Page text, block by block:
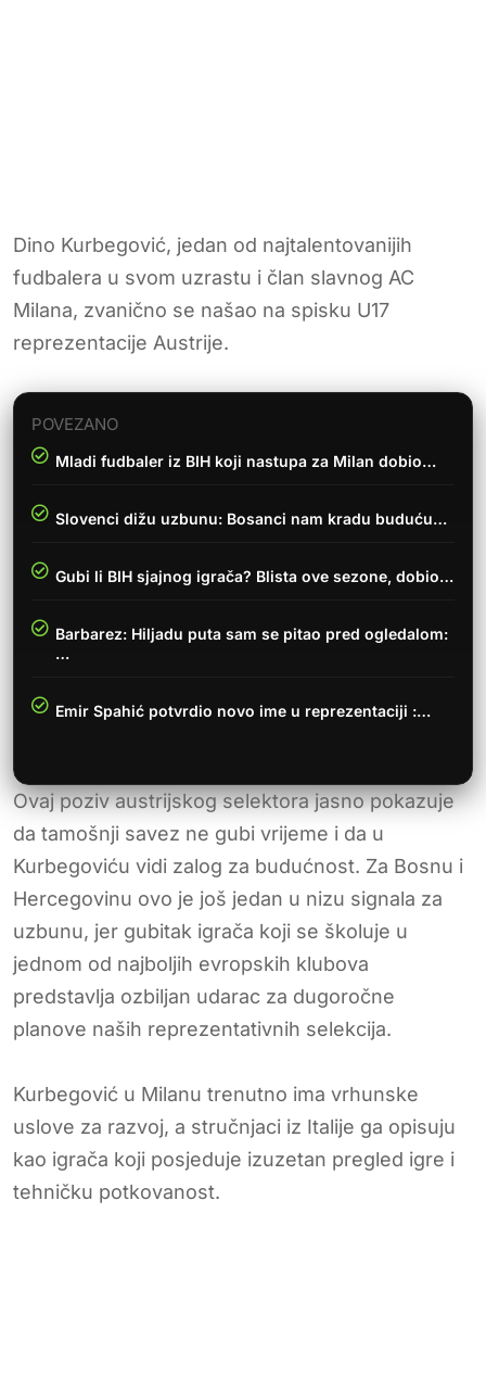
Dino Kurbegović, jedan od najtalentovanijih
fudbalera u svom uzrastu i član slavnog AC
Milana, zvanično se našao na spisku U17
reprezentacije Austrije.
POVEZANO
Mladi fudbaler iz BIH koji nastupa za Milan dobio…
Slovenci dižu uzbunu: Bosanci nam kradu buduću…
Gubi li BIH sjajnog igrača? Blista ove sezone, dobio…
Barbarez: Hiljadu puta sam se pitao pred ogledalom:
…
Emir Spahić potvrdio novo ime u reprezentaciji :…
Ovaj poziv austrijskog selektora jasno pokazuje
da tamošnji savez ne gubi vrijeme i da u
Kurbegoviću vidi zalog za budućnost. Za Bosnu i
Hercegovinu ovo je još jedan u nizu signala za
uzbunu, jer gubitak igrača koji se školuje u
jednom od najboljih evropskih klubova
predstavlja ozbiljan udarac za dugoročne
planove naših reprezentativnih selekcija.
Kurbegović u Milanu trenutno ima vrhunske
uslove za razvoj, a stručnjaci iz Italije ga opisuju
kao igrača koji posjeduje izuzetan pregled igre i
tehničku potkovanost.